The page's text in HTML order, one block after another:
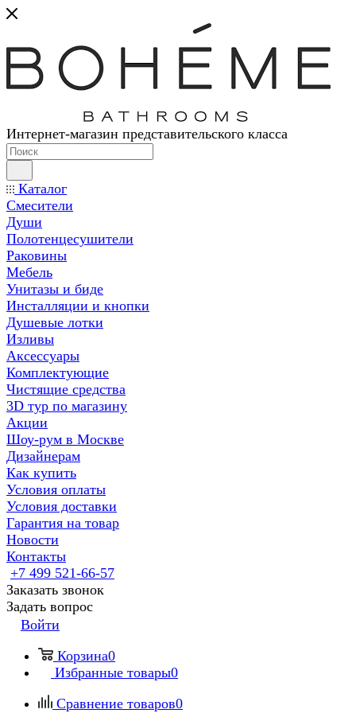
Интернет-магазин представительского класса
Каталог
Смесители
Души
Полотенцесушители
Раковины
Мебель
Унитазы и биде
Инсталляции и кнопки
Душевые лотки
Изливы
Аксессуары
Комплектующие
Чистящие средства
3D тур по магазину
Акции
Шоу-рум в Москве
Дизайнерам
Как купить
Условия оплаты
Условия доставки
Гарантия на товар
Новости
Контакты
+7 499 521-66-57
Заказать звонок
Задать вопрос
Войти
Корзина0
Избранные товары0
Сравнение товаров0